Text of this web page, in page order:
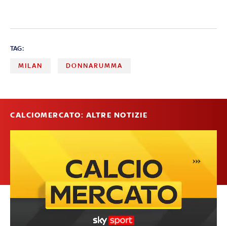
TAG:
MILAN DONNARUMMA
CALCIOMERCATO: ALTRE NOTIZIE